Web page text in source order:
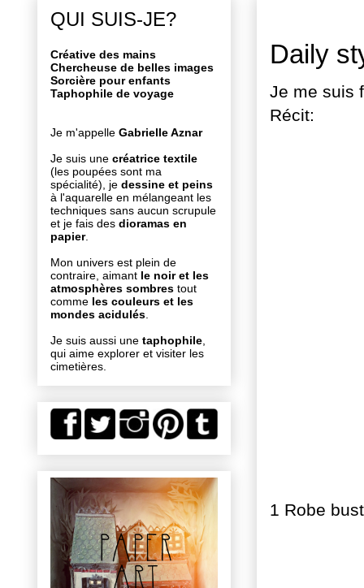
Daily
Je me suis
Récit:
1 Robe
QUI SUIS-JE?
Créative des mains
Chercheuse de belles images
Sorcière pour enfants
Taphophile de voyage
Je m'appelle Gabrielle Aznar
Je suis une créatrice textile
(les poupées sont ma
spécialité), je dessine et peins
à l'aquarelle en mélangeant les
techniques sans aucun scrupule
et je fais des dioramas en
papier.
Mon univers est plein de
contraire, aimant le noir et les
atmosphères sombres tout
comme les couleurs et les
mondes acidulés
Je suis aussi une taphophile
qui aime explorer et visiter les
cimetières.